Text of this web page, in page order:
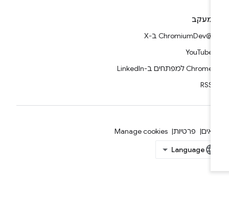
מעקב
YouTube
Chrome למפתחים ב-LinkedIn
פרטיות Manage cookies